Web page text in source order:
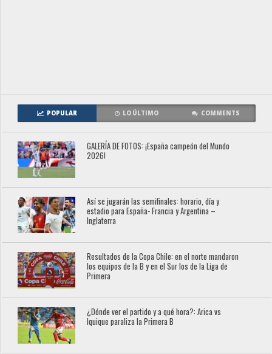
POPULAR LO ÚLTIMO COMMENTS
GALERÍA DE FOTOS: ¡España campeón del Mundo
2026!
Así se jugarán las semifinales: horario, día y
estadio para España- Francia y Argentina –
Inglaterra
Resultados de la Copa Chile: en el norte mandaron
los equipos de la B y en el Sur los de la Liga de
Primera
¿Dónde ver el partido y a qué hora?: Arica vs
Iquique paraliza la Primera B